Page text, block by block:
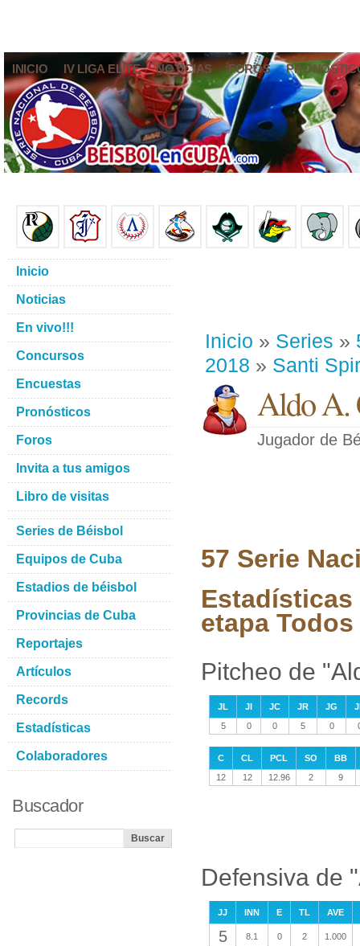
INICIO IV LIGA ELITE NOTICIAS FOROS
Inicio » Series »
2018 » Santi
Aldo A.
Jugador de
57 Serie
Estadísticas
etapa
Pitcheo de
JL JI JC JR JG
5
0 0 5 0
C CL PCL SO
BB
12
12 12.96 2 9
Defensiva de
JJ INN E TL AVE
5 8.1 0 2 1.000
Inicio
Noticias
En vivo!!!
Concursos
Encuestas
Pronósticos
Foros
Invita a tus amigos
Libro de visitas
Series de Béisbol
Equipos de Cuba
Estadios de béisbol
Provincias de Cuba
Reportajes
Artículos
Records
Estadísticas
Colaboradores
Buscador